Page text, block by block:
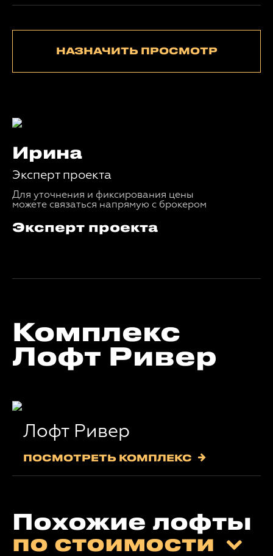
Ирина
Эксперт проекта
Для уточнения и фиксирования цены
можете связаться напрямую с брокером
Эксперт проекта
НАЗНАЧИТЬ ПРОСМОТР
Комплекс
Лофт Ривер
Лофт Ривер
ПОСМОТРЕТЬ КОМПЛЕКС
Похожие лофты
по стоимости